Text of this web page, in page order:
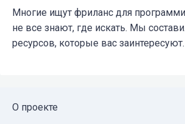
Многие ищут фриланс для
не все знают, где искать. Мы
ресурсов, которые вас заинтересуют.
О проекте